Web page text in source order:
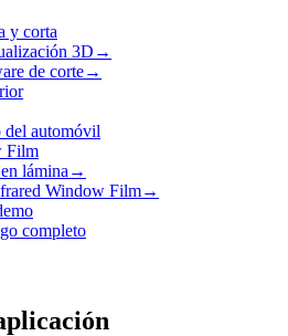
y corta
3D →
de corte→
del automóvil
Film
lámina →
Window Film→
completo